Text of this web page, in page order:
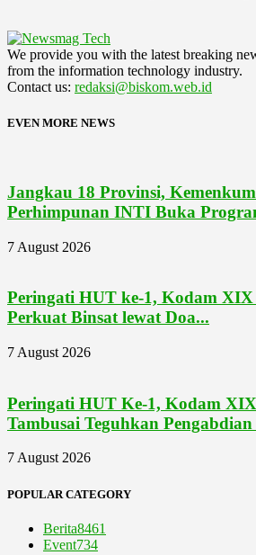
We provide you with the latest breaking
from the information technology industry.
Contact us: redaksi@biskom.web.id
EVEN MORE NEWS
Jangkau 18 Provinsi,
Perhimpunan INTI Buka
7 August 2026
Peringati HUT ke-1, Kodam
Perkuat Binsat lewat Doa...
7 August 2026
Peringati HUT Ke-1, Kodam
Tambusai Teguhkan
7 August 2026
POPULAR CATEGORY
Berita8461
Event734